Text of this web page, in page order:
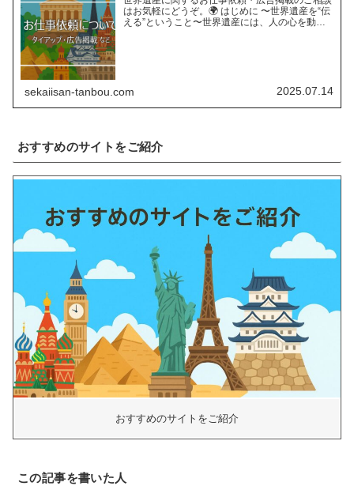
はお気軽にどうぞ。🌍 はじめに 〜世界遺産を“伝
える”ということ〜世界遺産には、人の心を動か
sekaiisan-tanbou.com 2025.07.14
おすすめのサイトをご紹介
おすすめのサイトをご紹介
この記事を書いた人